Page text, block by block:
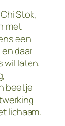
Stok,
met
een
daar
wil laten.
beetje
lichaam.